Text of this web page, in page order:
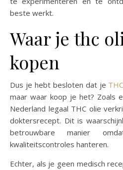
beste werkt.
Waar je thc
kopen
Dus je hebt besloten dat je
maar waar koop je het? Zoals
Nederland legaal THC olie
doktersrecept. Dit is
betrouwbare manier
kwaliteitscontroles hanteren.
Echter, als je geen medisch